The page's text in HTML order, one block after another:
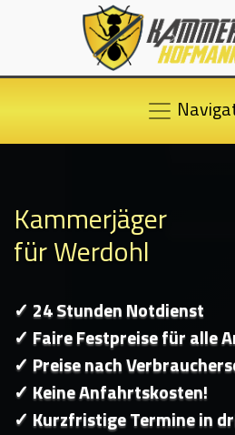
Kammerjäger
für Werdohl
✓ 24 Stunden Notdienst
✓ Faire Festpreise für alle
✓ Preise nach
✓ Keine Anfahrtskosten!
✓ Kurzfristige Termine in